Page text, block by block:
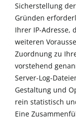
Sicherstellung
Gründen
Ihrer IP-Adresse,
weiteren
Zuordnung zu
vorstehend
Server-Log-
Gestaltung und
rein statistisch
Eine